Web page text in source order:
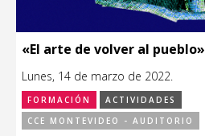
«El arte de volver al pueblo»
Lunes, 14 de marzo de 2022.
FORMACIÓN
ACTIVIDADES
CCE MONTEVIDEO - AUDITORIO